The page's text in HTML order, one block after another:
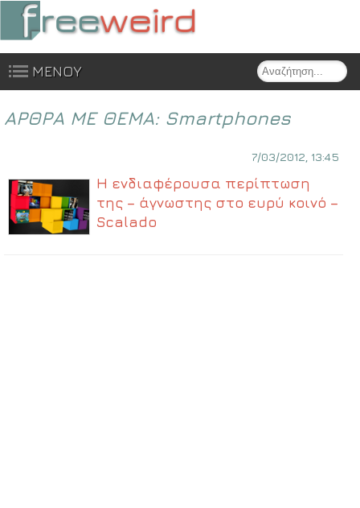
Search
ΜΕΝΟΥ
Skip to content
ΑΡΘΡΑ ΜΕ ΘΕΜΑ: Smartphones
7/03/2012, 13:45
Η ενδιαφέρουσα περίπτωση
της – άγνωστης στο ευρύ κοινό –
Scalado